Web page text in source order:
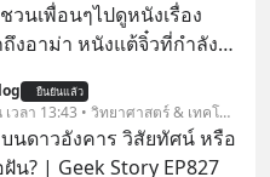
วนเพื่อนๆไปดูหนังเรื่อง
งแต้จิ๋วที่กำลัง
เตอร์หนังเรื่องนี้หลาย
กดูมาก ด้วยเพราะว่า
กเมืองจีน ป๊าก็พูดแต้จิ๋วได้
ยืนยันแล้ว
เมื่อวาน เวลา 13:43 • วิทยาศาสตร์ & เทคโนโลยี
นดาวอังคาร วิสัยทัศน์ หรือ
ฝัน? | Geek Story EP827